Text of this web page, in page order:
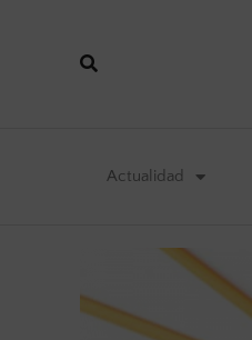
Actualidad